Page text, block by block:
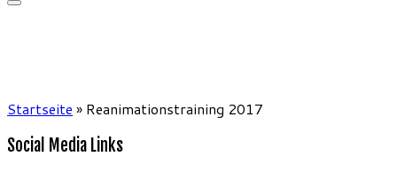
Startseite » Reanimationstraining 2017
Social Media Links